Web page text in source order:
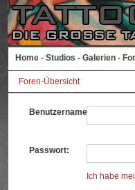
Home - Studios - Galerien -
Foren-Übersicht
Benutzername:
Passwort:
Ich habe